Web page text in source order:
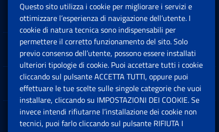
Sedi e Contatti
Software
Note Legali
App mobile
Questo sito utilizza i cookie per migliorare i servizi e
ottimizzare l’esperienza di navigazione dell’utente. I
cookie di natura tecnica sono indispensabili per
permettere il corretto funzionamento del sito. Solo
previo consenso dell’utente, possono essere installati
ulteriori tipologie di cookie. Puoi accettare tutti i cookie
cliccando sul pulsante ACCETTA TUTTI, oppure puoi
effettuare le tue scelte sulle singole categorie che vuoi
installare, cliccando su IMPOSTAZIONI DEI COOKIE. Se
invece intendi rifiutarne l’installazione dei cookie non
tecnici, puoi farlo cliccando sul pulsante RIFIUTA I